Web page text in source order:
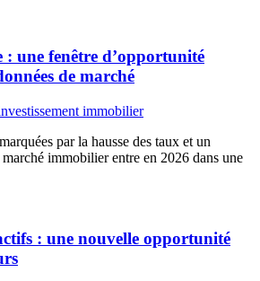
une fenêtre d’opportunité
de marché
immobilier
par la hausse des taux et un
immobilier entre en 2026 dans une
: une nouvelle opportunité